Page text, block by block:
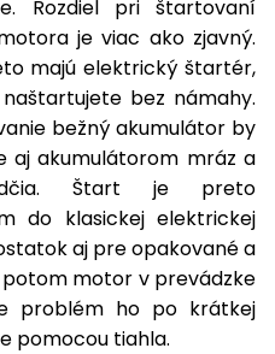
Rozdiel pri štartovaní
je viac ako zjavný.
majú elektrický štartér,
bez námahy.
bežný akumulátor by
aj akumulátorom mráz a
Štart je preto
do klasickej elektrickej
aj pre opakované a
motor v prevádzke
problém ho po krátkej
pomocou tiahla.